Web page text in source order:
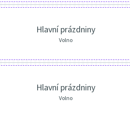
Hlavní prázdniny
Volno
Hlavní prázdniny
Volno